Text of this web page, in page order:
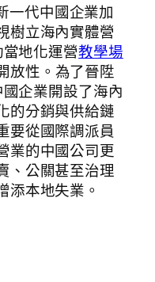
一代中國企業加
樹立海內實體營
地化運營教學場
放性。為了晉陞
企業開設了海內
的分銷與供給鏈
要從國際調派員
業的中國公司更
、公關甚至治理
添本地失業。